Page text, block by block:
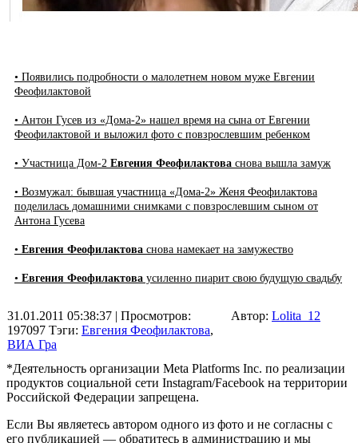
• Появились подробности о малолетнем новом муже Евгении
Феофилактовой
• Антон Гусев из «Дома-2» нашел время на сына от Евгении
Феофилактовой и выложил фото с повзрослевшим ребенком
• Участница Дом-2 Евгения Феофилактова снова вышла замуж
• Возмужал: бывшая участница «Дома-2» Женя Феофилактова
поделилась домашними снимками с повзрослевшим сыном от
Антона Гусева
• Евгения Феофилактова снова намекает на замужество
• Евгения Феофилактова усиленно пиарит свою будущую свадьбу
31.01.2011 05:38:37 | Просмотров:
197097 Тэги: Евгения Феофилактова,
ВИА Гра
Автор: Lolita_12
*Деятельность организации Meta Platforms Inc. по реализации
продуктов социальной сети Instagram/Facebook на территории
Российской Федерации запрещена.
Если Вы являетесь автором одного из фото и не согласны с
его публикацией — обратитесь в администрацию и мы